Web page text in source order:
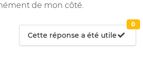
de mon côté.
Cette réponse a été utile
0